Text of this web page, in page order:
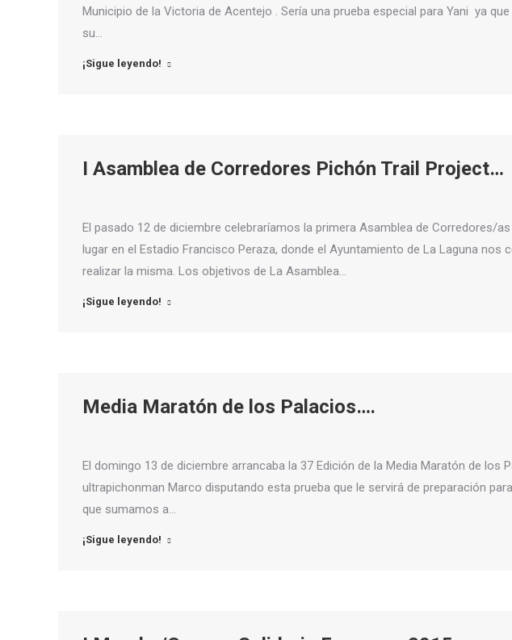
Municipio de la Victoria de Acentejo . Sería una prueba especial para Yani ya
su…
¡Sigue leyendo!
I Asamblea de Corredores Pichón Trail Project…
El pasado 12 de diciembre celebraríamos la primera Asamblea de Corredores/
lugar en el Estadio Francisco Peraza, donde el Ayuntamiento de La Laguna nos
realizar la misma. Los objetivos de La Asamblea…
¡Sigue leyendo!
Media Maratón de los Palacios….
El domingo 13 de diciembre arrancaba la 37 Edición de la Media Maratón de los
ultrapichonman Marco disputando esta prueba que le servirá de preparación
que sumamos a…
¡Sigue leyendo!